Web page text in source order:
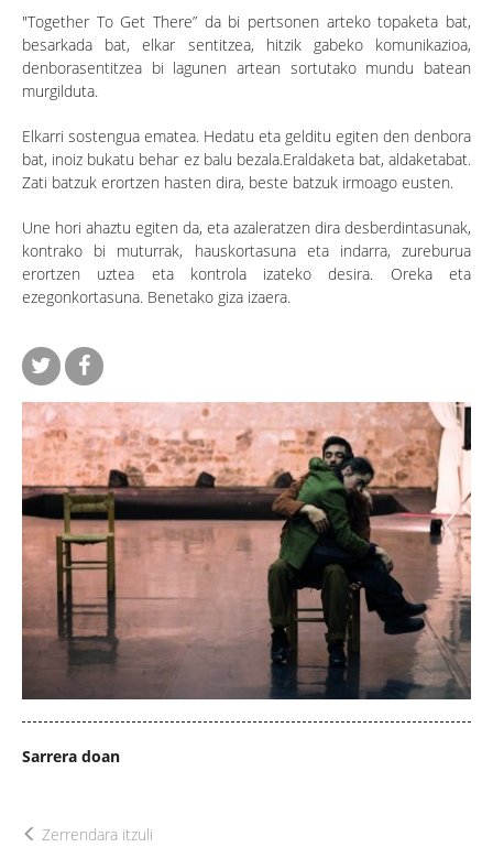
"Together To Get There” da bi pertsonen arteko topaketa bat,
besarkada bat, elkar sentitzea, hitzik gabeko komunikazioa,
denborasentitzea bi lagunen artean sortutako mundu batean
murgilduta.
Elkarri sostengua ematea. Hedatu eta gelditu egiten den denbora
bat, inoiz bukatu behar ez balu bezala.Eraldaketa bat, aldaketabat.
Zati batzuk erortzen hasten dira, beste batzuk irmoago eusten.
Une hori ahaztu egiten da, eta azaleratzen dira desberdintasunak,
kontrako bi muturrak, hauskortasuna eta indarra, zureburua
erortzen uztea eta kontrola izateko desira. Oreka eta
ezegonkortasuna. Benetako giza izaera.
Sarrera doan
Zerrendara itzuli